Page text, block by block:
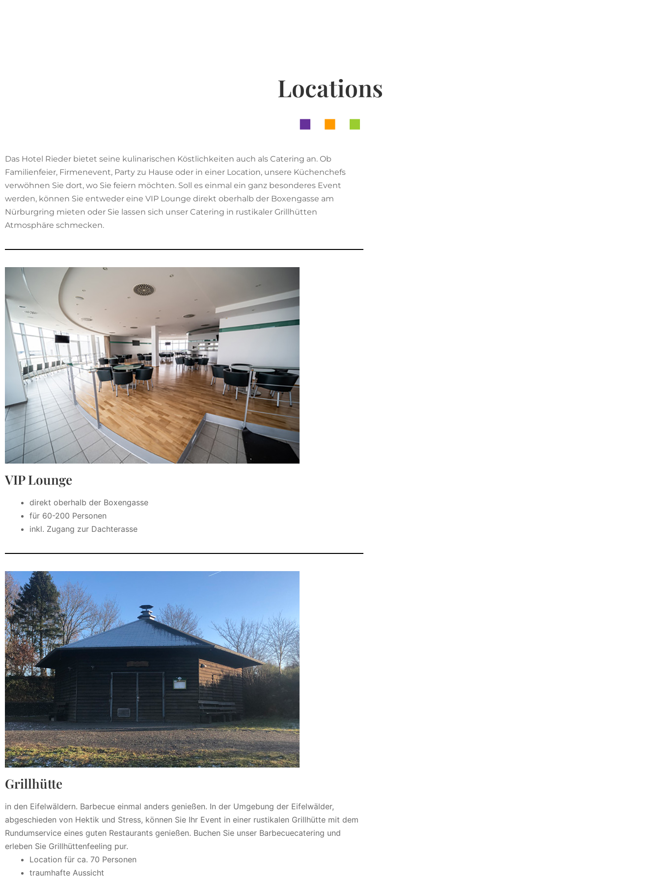
Locations
Das Hotel Rieder bietet seine kulinarischen Köstlichkeiten auch als Catering an. Ob
Familienfeier, Firmenevent, Party zu Hause oder in einer Location, unsere Küchenchefs
verwöhnen Sie dort, wo Sie feiern möchten. Soll es einmal ein ganz besonderes Event
werden, können Sie entweder eine VIP Lounge direkt oberhalb der Boxengasse am
Nürburgring mieten oder Sie lassen sich unser Catering in rustikaler Grillhütten
Atmosphäre schmecken.
VIP Lounge
direkt oberhalb der Boxengasse
für 60-200 Personen
inkl. Zugang zur Dachterasse
Grillhütte
in den Eifelwäldern. Barbecue einmal anders genießen. In der Umgebung der Eifelwälder,
abgeschieden von Hektik und Stress, können Sie Ihr Event in einer rustikalen Grillhütte mit dem
Rundumservice eines guten Restaurants genießen. Buchen Sie unser Barbecuecatering und
erleben Sie Grillhüttenfeeling pur.
Location für ca. 70 Personen
traumhafte Aussicht